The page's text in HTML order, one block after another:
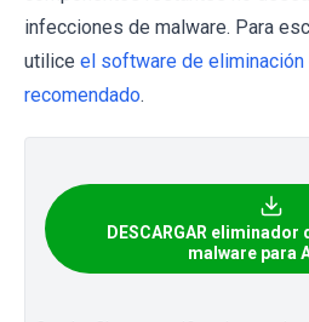
infecciones de malware. Para
utilice el software de eliminación
recomendado.
DESCARGAR
malware para